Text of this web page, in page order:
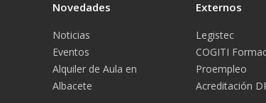
Novedades
Noticias
Eventos
Alquiler de Aula en
Albacete
Externos
Legistec
COGITI
Proempleo
Acreditación